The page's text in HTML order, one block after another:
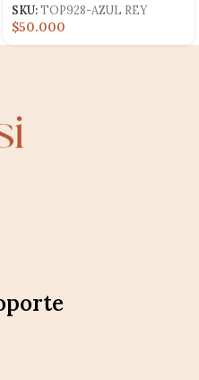
SKU:TOP928-AZUL REY
$50.000